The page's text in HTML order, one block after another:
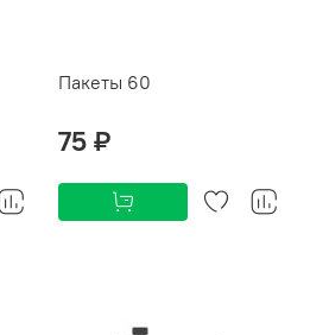
Пакеты 60
75 ₽